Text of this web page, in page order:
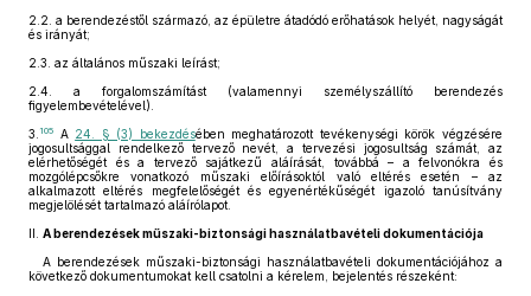
2.2. a berendezéstől származó, az épületre átadódó erőhatások helyét, nagyságát
és irányát;
2.3. az általános műszaki leírást;
2.4.
a forgalomszámítást (valamennyi személyszállító berendezés
figyelembevételével).
3. 105 A 24. § (3) bekezdésében meghatározott tevékenységi körök végzésére
jogosultsággal rendelkező tervező nevét, a tervezési jogosultság számát, az
elérhetőségét és a tervező sajátkezű aláírását, továbbá – a felvonókra és
mozgólépcsőkre vonatkozó műszaki előírásoktól való eltérés esetén – az
alkalmazott eltérés megfelelőségét és egyenértékűségét igazoló tanúsítvány
megjelölését tartalmazó aláírólapot.
II. A berendezések műszaki-biztonsági használatbavételi dokumentációja
A berendezések műszaki-biztonsági használatbavételi dokumentációjához a
következő dokumentumokat kell csatolni a kérelem, bejelentés részeként: